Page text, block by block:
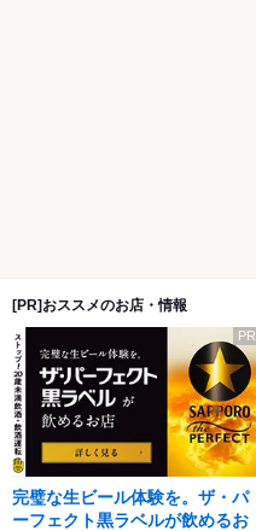
[PR]おススメのお店・情報
PR
完璧な生ビール体験を。ザ・パ
ーフェクト黒ラベルが飲めるお